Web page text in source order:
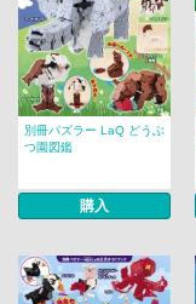
別冊パズラー LaQ どうぶ
つ園図鑑
購入